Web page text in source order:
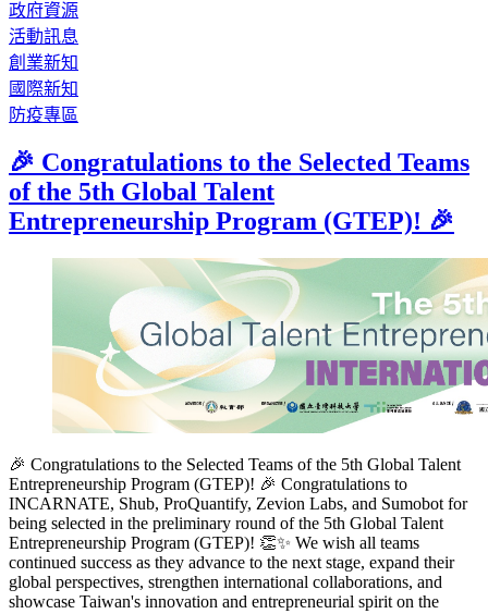
政府資源
活動訊息
創業新知
國際新知
防疫專區
🎉 Congratulations to the Selected Teams
of the 5th Global Talent
Entrepreneurship Program (GTEP)! 🎉
🎉 Congratulations to the Selected Teams of the 5th Global Talent
Entrepreneurship Program (GTEP)! 🎉 Congratulations to
INCARNATE, Shub, ProQuantify, Zevion Labs, and Sumobot for
being selected in the preliminary round of the 5th Global Talent
Entrepreneurship Program (GTEP)! 👏✨ We wish all teams
continued success as they advance to the next stage, expand their
global perspectives, strengthen international collaborations, and
showcase Taiwan's innovation and entrepreneurial spirit on the